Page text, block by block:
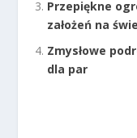
Przepiękne
założeń na
Zmysłowe
dla par